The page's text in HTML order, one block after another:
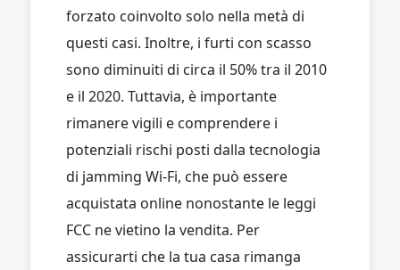
forzato coinvolto solo nella metà di
questi casi. Inoltre, i furti con scasso
sono diminuiti di circa il 50% tra il 2010
e il 2020. Tuttavia, è importante
rimanere vigili e comprendere i
potenziali rischi posti dalla tecnologia
di jamming Wi-Fi, che può essere
acquistata online nonostante le leggi
FCC ne vietino la vendita. Per
assicurarti che la tua casa rimanga